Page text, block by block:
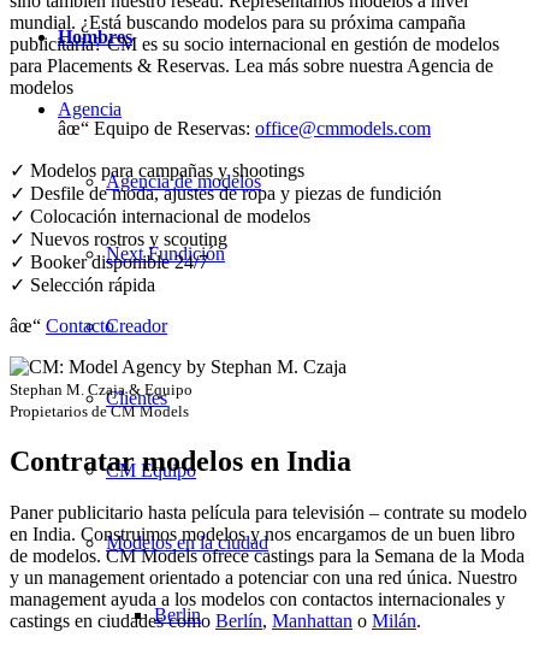
Hombres
Agencia
Agencia de modelos
Next Fundición
Creador
Clientes
CM Equipo
Modelos en la ciudad
Berlin
mundial. ¿Está buscando modelos para su próxima campaña
publicitaria? CM es su socio internacional en gestión de modelos
para Placements & Reservas. Lea más sobre nuestra Agencia de
modelos
âœ“ Equipo de Reservas: office@cmmodels.com
✓ Modelos para campañas y shootings
✓ Desfile de moda, ajustes de ropa y piezas de fundición
✓ Colocación internacional de modelos
✓ Nuevos rostros y scouting
✓ Booker disponible 24/7
✓ Selección rápida
âœ“ Contacto
Stephan M. Czaja & Equipo
Propietarios de CM Models
Contratar modelos en India
Paner publicitario hasta película para televisión – contrate su modelo
en India. Construimos modelos y nos encargamos de un buen libro
de modelos. CM Models ofrece castings para la Semana de la Moda
y un management orientado a potenciar con una red única. Nuestro
management ayuda a los modelos con contactos internacionales y
castings en ciudades como Berlín, Manhattan o Milán.